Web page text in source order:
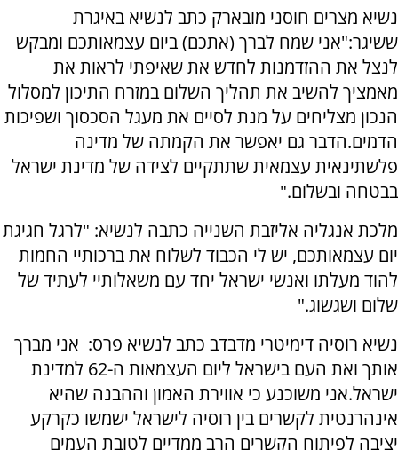
נשיא מצרים חוסני מובארק כתב לנשיא באיגרת
ששיגר:"אני שמח לברך (אתכם) ביום עצמאותכם ומבקש
לנצל את ההזדמנות לחדש את שאיפתי לראות את
מאמציך להשיב את תהליך השלום במזרח התיכון למסלול
הנכון מצליחים על מנת לסיים את מעגל הסכסוך ושפיכות
הדמים.הדבר גם יאפשר את הקמתה של מדינה
פלשתינאית עצמאית שתתקיים לצידה של מדינת ישראל
בבטחה ובשלום."
מלכת אנגליה אליזבת השנייה כתבה לנשיא: "לרגל חגיגת
יום עצמאותכם, יש לי הכבוד לשלוח את ברכותיי החמות
להוד מעלתו ואנשי ישראל יחד עם משאלותיי לעתיד של
שלום ושגשוג."
נשיא רוסיה דימיטרי מדבדב כתב לנשיא פרס: אני מברך
אותך ואת העם בישראל ליום העצמאות ה-62 למדינת
ישראל.אני משוכנע כי אווירת האמון וההבנה שהיא
אינהרנטית לקשרים בין רוסיה לישראל ישמשו כקרקע
יציבה לפיתוח הקשרים הרב ממדיים לטובת העמים